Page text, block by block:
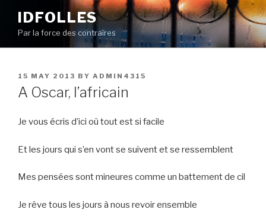
content
IDFOLLES
Par la force des contraires
POSTED
ON
15 MAY 2013 BY ADMIN4315
A Oscar, l’africain
Je vous écris d’ici où tout est si facile
Et les jours qui s’en vont se suivent et se ressemblent
Mes pensées sont mineures comme un battement de cil
Je rêve tous les jours à nous revoir ensemble